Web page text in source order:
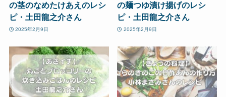
の茎のなめたけあえのレシ
ピ・土田龍之介さん
2025年2月9日
の麺つゆ漬け揚げのレシ
ピ・土田龍之介さん
2025年2月9日